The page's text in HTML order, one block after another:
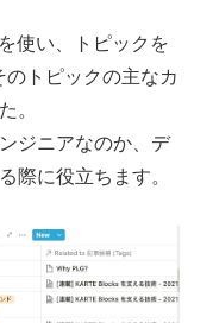
使い、トピックを
トピックの主なカ
。
ジニアなのか、デ
際に役立ちます。